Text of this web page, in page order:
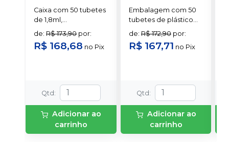
Caixa com 50 tubetes
de 1,8ml,
acondicionados em
blisters lacrados com
10 tubetes cada.
de:R$ 173,90 por:
R$ 168,68 no Pix
Qtd :
Adicionar ao
carrinho
DLA
Embalagem com 50
tubetes de plástico
com 1,8ml cada.
Cloridrato de
Lidocaína com
de: R$ 172,90 por:
R$ 167,71 no Pix
Qtd :
Adicionar ao
carrinho